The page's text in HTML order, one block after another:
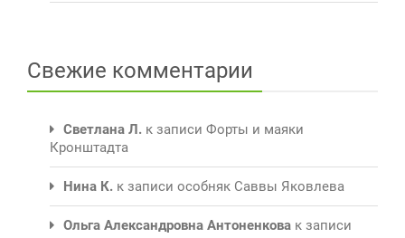
Свежие комментарии
Светлана Л. к записи Форты и маяки
Кронштадта
Нина К. к записи особняк Саввы Яковлева
Ольга Александровна Антоненкова к записи